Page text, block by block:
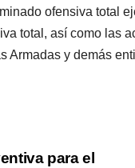
ofensiva total
total, así como las
Armadas y demás
para el